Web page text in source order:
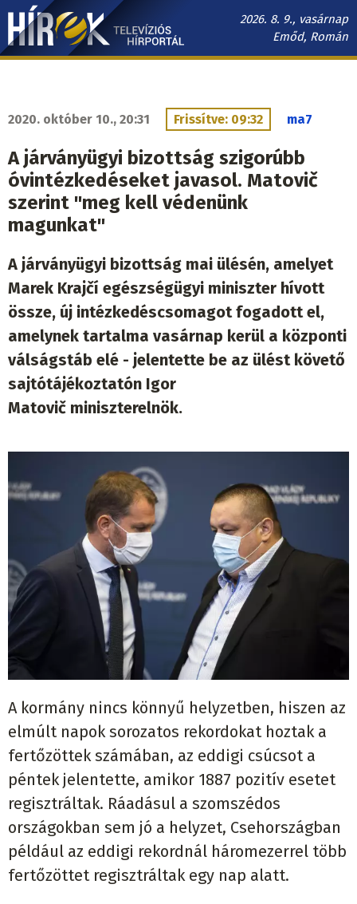
Ugrás
tartalomra
2026. 8. 9., vasárnap
Emőd, Román
Hírek.sk
2020. október 10., 20:31 Frissítve: 09:32 ma7
A járványügyi bizottság szigorúbb
óvintézkedéseket javasol. Matovič
szerint "meg kell védenünk
magunkat"
A járványügyi bizottság mai ülésén, amelyet
Marek Krajčí egészségügyi miniszter hívott
össze, új intézkedéscsomagot fogadott el,
amelynek tartalma vasárnap kerül a központi
válságstáb elé - jelentette be az ülést követő
sajtótájékoztatón Igor
Matovič miniszterelnök.
A kormány nincs könnyű helyzetben, hiszen az
elmúlt napok sorozatos rekordokat hoztak a
fertőzöttek számában, az eddigi csúcsot a
péntek jelentette, amikor 1887 pozitív esetet
regisztráltak. Ráadásul a szomszédos
országokban sem jó a helyzet, Csehországban
például az eddigi rekordnál háromezerrel több
fertőzöttet regisztráltak egy nap alatt.